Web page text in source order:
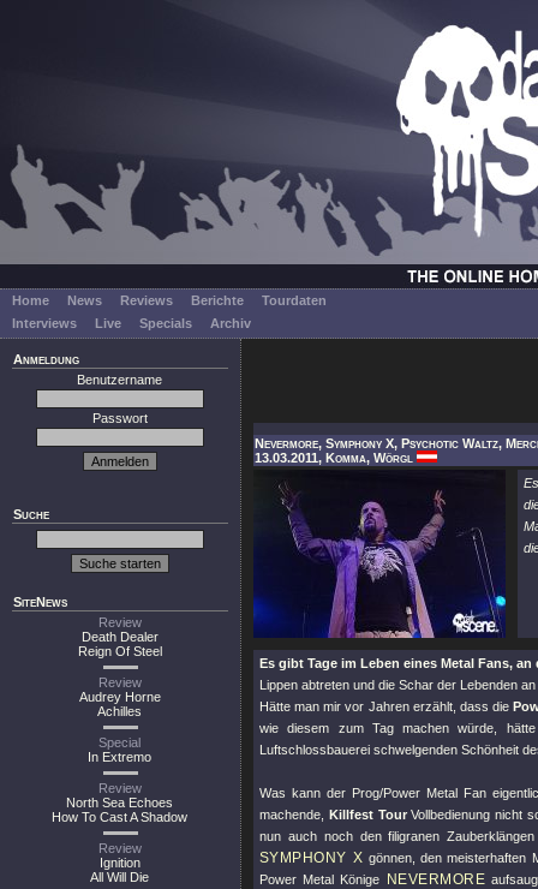
Home News Reviews Berichte
Tourdaten
Interviews
Live Specials Archiv
Anmeldung
Benutzername
Passwort
Suche
SiteNews
Review
Death Dealer
Reign Of Steel
Review
Audrey Horne
Achilles
Special
In Extremo
Review
North Sea Echoes
How To Cast A Shadow
Review
Ignition
All Will Die
Nevermore, Symphony X, Psychotic Waltz,
13.03.2011, Komma, Wörgl
Es gibt Tage im Leben eines Metal Fans,
Lippen abtreten und die Schar der Lebenden
Hätte man mir vor Jahren erzählt, dass die
wie diesem zum Tag machen würde,
Luftschlossbauerei schwelgenden Schönheit
Was kann der Prog/Power Metal Fan
machende, Killfest TourVollbedienung nicht
nun auch noch den filigranen
SYMPHONY X gönnen, den meisterhaften
Power Metal Könige
NEVERMORE